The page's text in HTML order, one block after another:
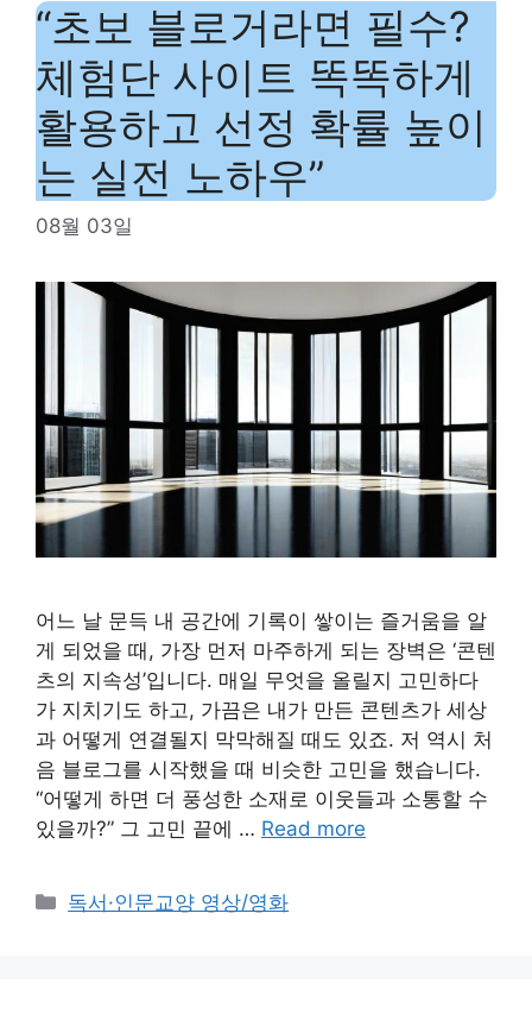
“초보 블로거라면 필수?
체험단 사이트 똑똑하게
활용하고 선정 확률 높이
는 실전 노하우”
08월 03일
어느 날 문득 내 공간에 기록이 쌓이는 즐거움을 알
게 되었을 때, 가장 먼저 마주하게 되는 장벽은 ‘콘텐
츠의 지속성’입니다. 매일 무엇을 올릴지 고민하다
가 지치기도 하고, 가끔은 내가 만든 콘텐츠가 세상
과 어떻게 연결될지 막막해질 때도 있죠. 저 역시 처
음 블로그를 시작했을 때 비슷한 고민을 했습니다.
“어떻게 하면 더 풍성한 소재로 이웃들과 소통할 수
있을까?” 그 고민 끝에 … Read more
Categories
독서·인문교양 영상/영화